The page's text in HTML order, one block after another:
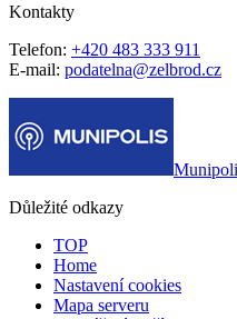
Kontakty
Telefon: +420 483 333 911
E-mail: podatelna@zelbrod.cz
Důležité odkazy
TOP
Home
Nastavení cookies
Mapa serveru